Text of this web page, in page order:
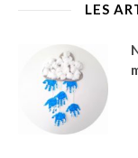
LES